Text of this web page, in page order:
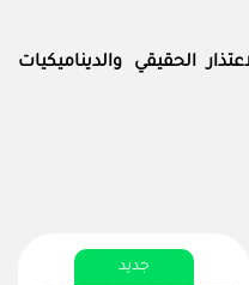
الحقيقي والديناميكيات
جديد